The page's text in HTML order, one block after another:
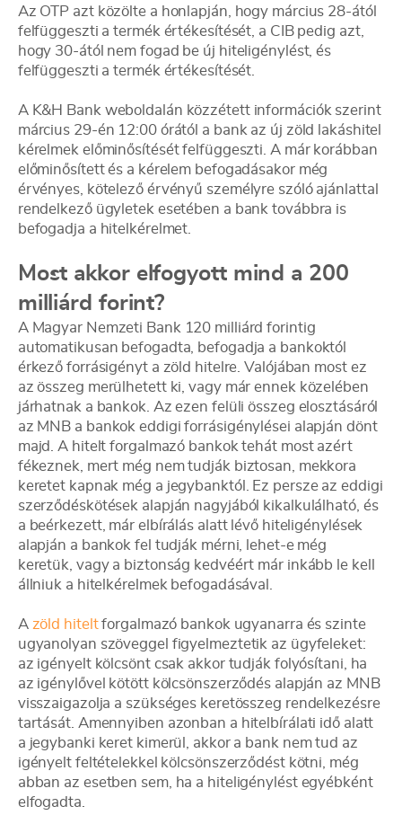
Az OTP azt közölte a honlapján, hogy március 28-ától
felfüggeszti a termék értékesítését, a CIB pedig azt,
hogy 30-ától nem fogad be új hiteligénylést, és
felfüggeszti a termék értékesítését.
A K&H Bank weboldalán közzétett információk szerint
március 29-én 12:00 órától a bank az új zöld lakáshitel
kérelmek előminősítését felfüggeszti. A már korábban
előminősített és a kérelem befogadásakor még
érvényes, kötelező érvényű személyre szóló ajánlattal
rendelkező ügyletek esetében a bank továbbra is
befogadja a hitelkérelmet.
Most akkor elfogyott mind a 200
milliárd forint?
A Magyar Nemzeti Bank 120 milliárd forintig
automatikusan befogadta, befogadja a bankoktól
érkező forrásigényt a zöld hitelre. Valójában most ez
az összeg merülhetett ki, vagy már ennek közelében
járhatnak a bankok. Az ezen felüli összeg elosztásáról
az MNB a bankok eddigi forrásigénylései alapján dönt
majd. A hitelt forgalmazó bankok tehát most azért
fékeznek, mert még nem tudják biztosan, mekkora
keretet kapnak még a jegybanktól. Ez persze az eddigi
szerződéskötések alapján nagyjából kikalkulálható, és
a beérkezett, már elbírálás alatt lévő hiteligénylések
alapján a bankok fel tudják mérni, lehet-e még
keretük, vagy a biztonság kedvéért már inkább le kell
állniuk a hitelkérelmek befogadásával.
A zöld hiteltforgalmazó bankok ugyanarra és szinte
ugyanolyan szöveggel figyelmeztetik az ügyfeleket:
az igényelt kölcsönt csak akkor tudják folyósítani, ha
az igénylővel kötött kölcsönszerződés alapján az MNB
visszaigazolja a szükséges keretösszeg rendelkezésre
tartását. Amennyiben azonban a hitelbírálati idő alatt
a jegybanki keret kimerül, akkor a bank nem tud az
igényelt feltételekkel kölcsönszerződést kötni, még
abban az esetben sem, ha a hiteligénylést egyébként
elfogadta.